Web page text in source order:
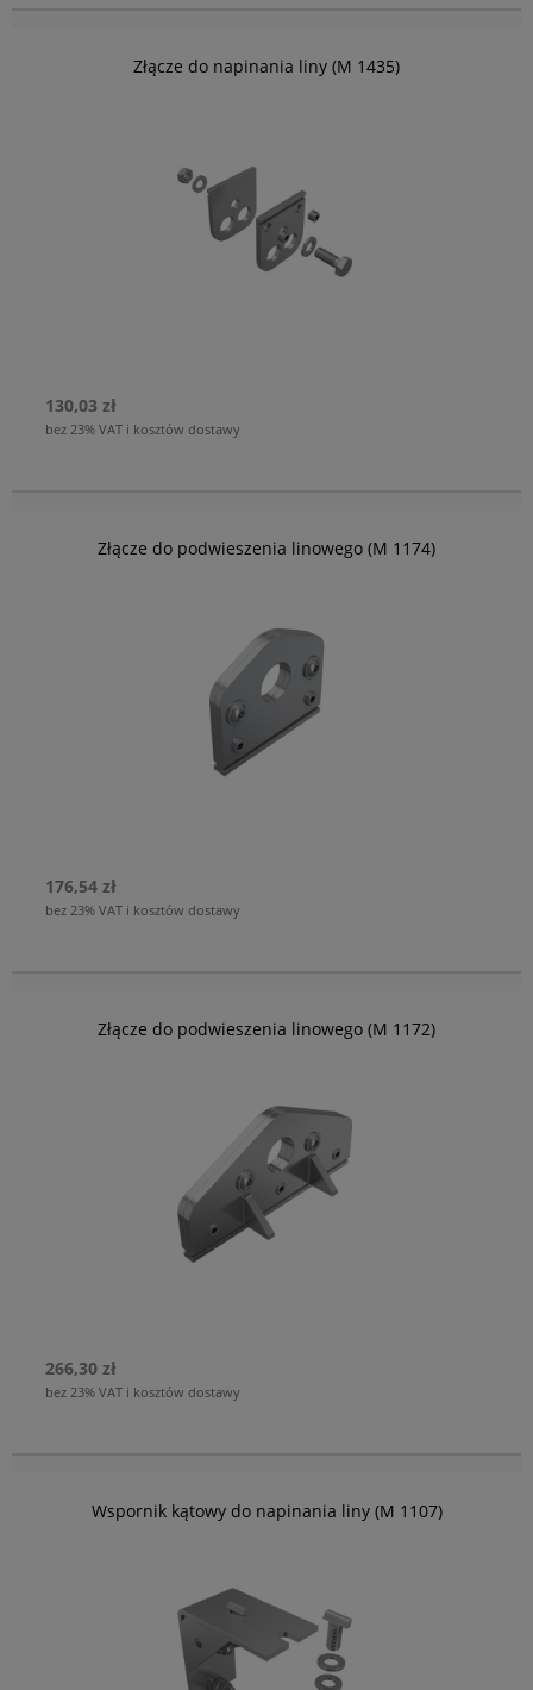
Złącze do napinania liny (M 1435)
130,03 zł
bez 23% VAT i kosztów dostawy
Złącze do podwieszenia linowego (M 1174)
176,54 zł
bez 23% VAT i kosztów dostawy
Złącze do podwieszenia linowego (M 1172)
266,30 zł
bez 23% VAT i kosztów dostawy
Wspornik kątowy do napinania liny (M 1107)